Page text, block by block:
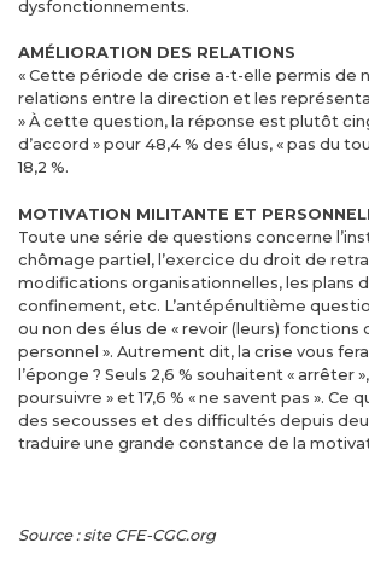
dysfonctionnements.
AMÉLIORATION DES RELATIONS
« Cette période de crise a-t-elle permis de
relations entre la direction et les
» À cette question, la réponse est plutôt
d’accord » pour 48,4 % des élus, « pas du
18,2 %.
MOTIVATION MILITANTE ET
Toute une série de questions concerne
chômage partiel, l’exercice du droit de
modifications organisationnelles, les plans
confinement, etc. L’antépénultième
ou non des élus de « revoir (leurs)
personnel ». Autrement dit, la crise vous
l’éponge ? Seuls 2,6 % souhaitent « arrêter
poursuivre » et 17,6 % « ne savent pas ». Ce
des secousses et des difficultés depuis
traduire une grande constance de la
Source : site CFE-CGC.org